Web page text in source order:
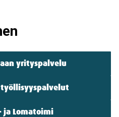
yrityspalvelu
ja Lomatoimi